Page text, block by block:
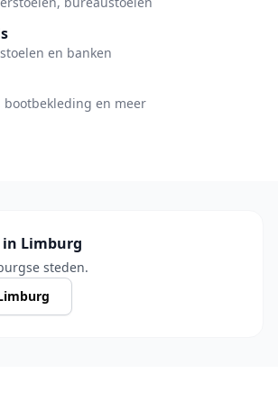
en banken
bootbekleding en meer
in Limburg
steden.